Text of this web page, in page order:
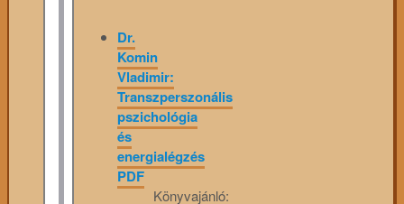
Dr.
Komin
Vladimir:
Transzperszonális
pszichológia
és
energialégzés
PDF
Könyvajánló: